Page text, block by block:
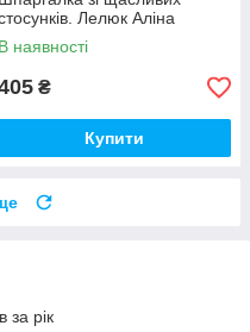
Лелюк Аліна
В наявності
₴
Купити
за рік